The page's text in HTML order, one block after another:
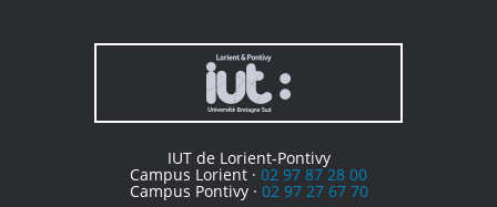
IUT de Lorient-Pontivy
Campus Lorient · 02 97 87 28 00
Campus Pontivy · 02 97 27 67 70